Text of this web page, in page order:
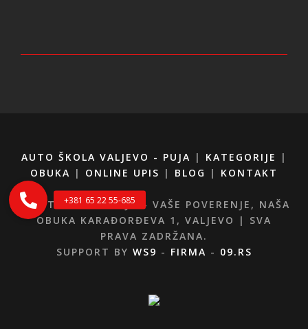
AUTO ŠKOLA VALJEVO - PUJA | KATEGORIJE
|
OBUKA | ONLINE UPIS | BLOG | KONTAKT
© AUTO ŠKOLA PUJA – VAŠE POVERENJE, NAŠA
OBUKA KARAĐORĐEVA 1, VALJEVO | SVA
PRAVA ZADRŽANA.
SUPPORT BY WS9 - FIRMA - 09.RS